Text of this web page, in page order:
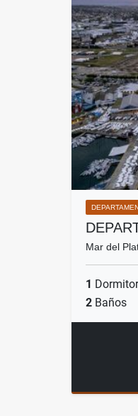
Mar del
1
2 Baños